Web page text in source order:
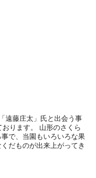
遠藤庄太」氏と出会う事
ります。 山形のさくら
で、当園もいろいろな果
だものが出来上がってき